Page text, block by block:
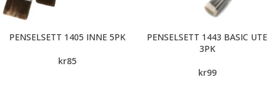
PENSELSETT 1405 INNE 5PK
kr85
PENSELSETT 1443 BASIC UTE
3PK
kr99